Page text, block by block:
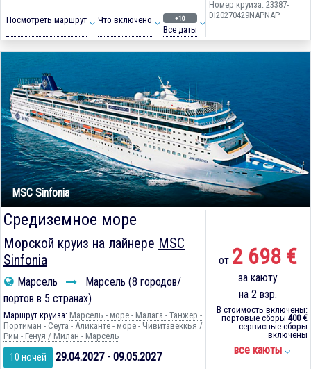
Посмотреть маршрут Что включено +10
Все даты
Номер круиза: 23387-
DI20270429NAPNAP
MSC Sinfonia
Средиземное море
Морской круиз на лайнере MSC
Sinfonia
Марсель
Марсель (8 городов/
портов в 5 странах)
Маршрут круиза: Марсель - море - Малага - Танжер -
Портиман - Сеута - Аликанте - море - Чивитавеккья /
Рим - Генуя / Милан - Марсель
10 ночей 29.04.2027 - 09.05.2027
от 2 698 €
за каюту
на 2 взр.
В стоимость включены:
портовые сборы 400 €
сервисные сборы
включены
все каюты